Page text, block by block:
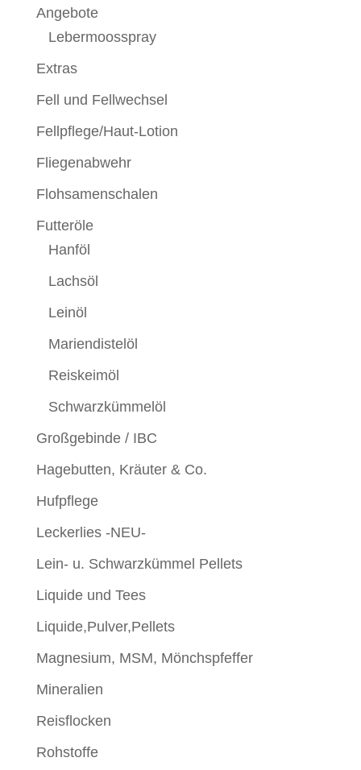
Angebote
Lebermoosspray
Extras
Fell und Fellwechsel
Fellpflege/Haut-Lotion
Fliegenabwehr
Flohsamenschalen
Futteröle
Hanföl
Lachsöl
Leinöl
Mariendistelöl
Reiskeimöl
Schwarzkümmelöl
Großgebinde / IBC
Hagebutten, Kräuter & Co.
Hufpflege
Leckerlies -NEU-
Lein- u. Schwarzkümmel Pellets
Liquide und Tees
Liquide,Pulver,Pellets
Magnesium, MSM, Mönchspfeffer
Mineralien
Reisflocken
Rohstoffe